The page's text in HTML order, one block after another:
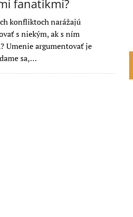
fanatikmi?
konfliktoch narážajú
s niekým, ak s ním
Umenie argumentovať je
sa,…